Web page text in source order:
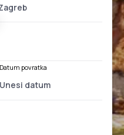
Datum povratka